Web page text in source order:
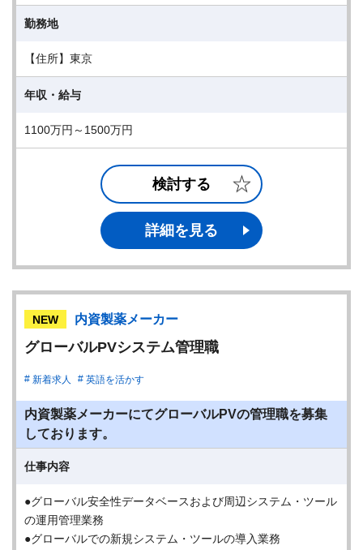
勤務地
【住所】東京
年収・給与
1100万円～1500万円
検討する
詳細を見る
NEW 内資製薬メーカー
グローバルPVシステム管理職
新着求人 英語を活かす
内資製薬メーカーにてグローバルPVの管理職を募集
しております。
仕事内容
●グローバル安全性データベースおよび周辺システム・ツール
の運用管理業務
●グローバルでの新規システム・ツールの導入業務